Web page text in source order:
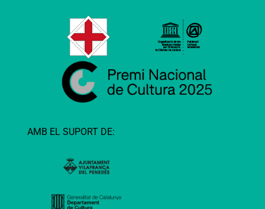
AMB EL SUPORT DE: